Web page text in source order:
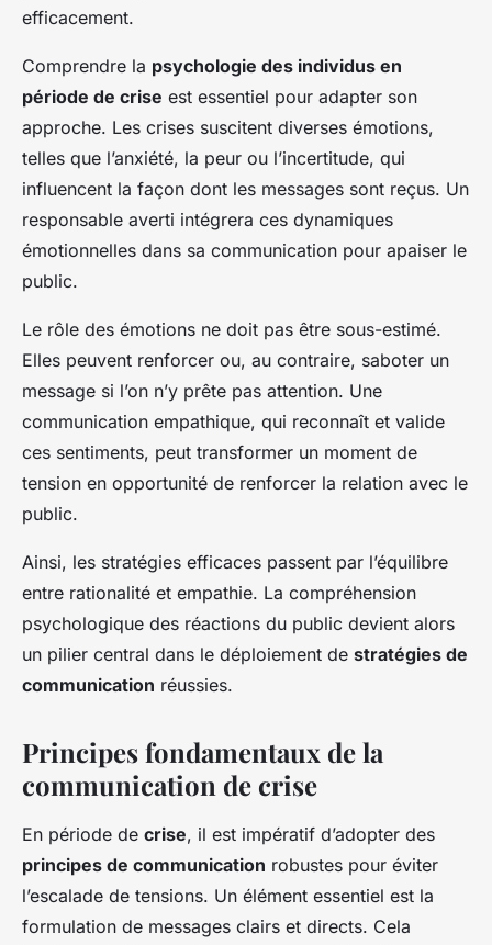
efficacement.
Comprendre la psychologie des individus en
période de crise est essentiel pour adapter son
approche. Les crises suscitent diverses émotions,
telles que l’anxiété, la peur ou l’incertitude, qui
influencent la façon dont les messages sont reçus. Un
responsable averti intégrera ces dynamiques
émotionnelles dans sa communication pour apaiser le
public.
Le rôle des émotions ne doit pas être sous-estimé.
Elles peuvent renforcer ou, au contraire, saboter un
message si l’on n’y prête pas attention. Une
communication empathique, qui reconnaît et valide
ces sentiments, peut transformer un moment de
tension en opportunité de renforcer la relation avec le
public.
Ainsi, les stratégies efficaces passent par l’équilibre
entre rationalité et empathie. La compréhension
psychologique des réactions du public devient alors
un pilier central dans le déploiement de stratégies de
communication réussies.
Principes fondamentaux de la
communication de crise
En période de crise, il est impératif d’adopter des
principes de communication robustes pour éviter
l’escalade de tensions. Un élément essentiel est la
formulation de messages clairs et directs. Cela